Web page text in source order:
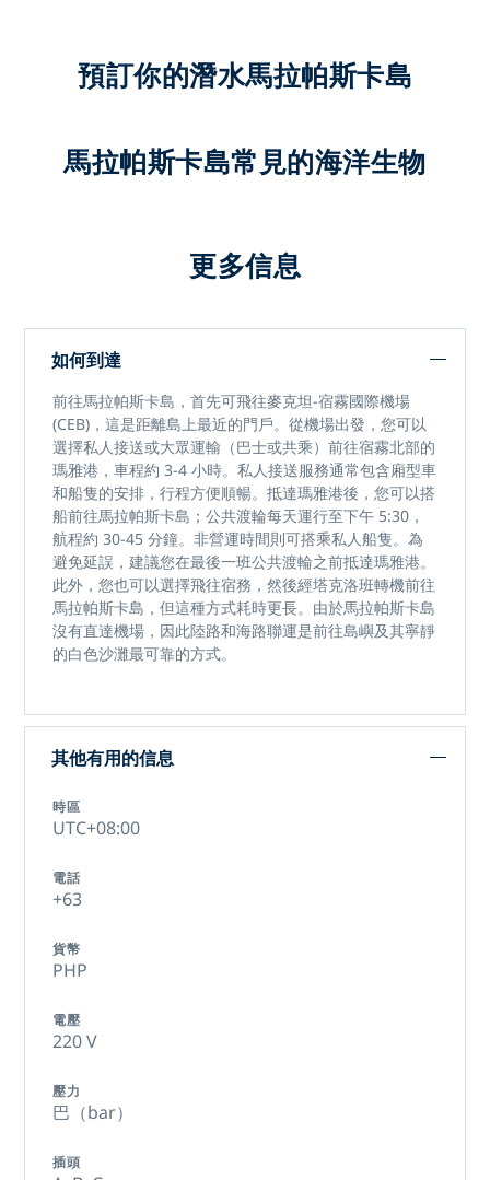
預訂你的潛水馬拉帕斯卡島
馬拉帕斯卡島常見的海洋生物
更多信息
如何到達
前往馬拉帕斯卡島，首先可飛往麥克坦-宿霧國際機場
(CEB)，這是距離島上最近的門戶。從機場出發，您可以
選擇私人接送或大眾運輸（巴士或共乘）前往宿霧北部的
瑪雅港，車程約 3-4 小時。私人接送服務通常包含廂型車
和船隻的安排，行程方便順暢。抵達瑪雅港後，您可以搭
船前往馬拉帕斯卡島；公共渡輪每天運行至下午 5:30，
航程約 30-45 分鐘。非營運時間則可搭乘私人船隻。為
避免延誤，建議您在最後一班公共渡輪之前抵達瑪雅港。
此外，您也可以選擇飛往宿務，然後經塔克洛班轉機前往
馬拉帕斯卡島，但這種方式耗時更長。由於馬拉帕斯卡島
沒有直達機場，因此陸路和海路聯運是前往島嶼及其寧靜
的白色沙灘最可靠的方式。
其他有用的信息
時區
UTC+08:00
電話
+63
貨幣
PHP
電壓
220 V
壓力
巴（bar）
插頭